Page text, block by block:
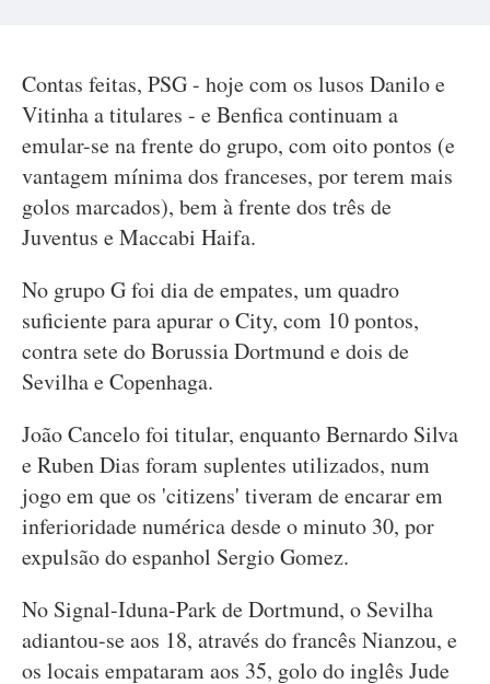
Contas feitas, PSG - hoje com os lusos Danilo e
Vitinha a titulares - e Benfica continuam a
emular-se na frente do grupo, com oito pontos (e
vantagem mínima dos franceses, por terem mais
golos marcados), bem à frente dos três de
Juventus e Maccabi Haifa.
No grupo G foi dia de empates, um quadro
suficiente para apurar o City, com 10 pontos,
contra sete do Borussia Dortmund e dois de
Sevilha e Copenhaga.
João Cancelo foi titular, enquanto Bernardo Silva
e Ruben Dias foram suplentes utilizados, num
jogo em que os 'citizens' tiveram de encarar em
inferioridade numérica desde o minuto 30, por
expulsão do espanhol Sergio Gomez.
No Signal-Iduna-Park de Dortmund, o Sevilha
adiantou-se aos 18, através do francês Nianzou, e
os locais empataram aos 35, golo do inglês Jude